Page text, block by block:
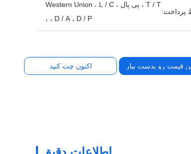
پرداخت:
T / T ، پی پال ، Western Union ، L / C
، D / A ، D / P ،
قیمت رو بدست بیار اکنون چت کنید